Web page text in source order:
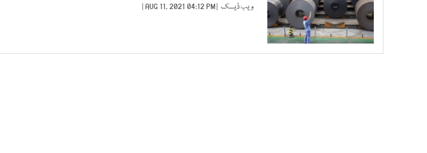
ویب ڈیسک | AUG 11, 2021 04:12 PM |